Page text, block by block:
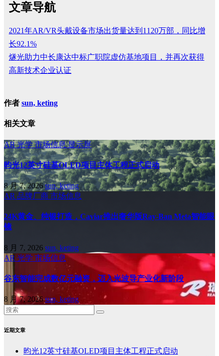
文章导航
2021年AR/VR头戴设备市场出货量达到1120万部，同比增
长92.1%
燧光助力中长康达中标广职院虚仿基地项目，并再次获得
高新技术企业认证
作者 sun, keting
相关文章
AR光学市场信息显示屏
昀光12英寸硅基OLED项目主体工程正式启动
8 月 7, 2026sun, keting
AR 品牌厂商 市场信息
24K黄金、纯银打造，Caviar推出奢华版Ray-Ban Meta智能眼
镜
8 月 7, 2026 sun, keting
AR 光学 市场信息
谷东智能完成数亿元融资，迈入光波导产业化新阶段
8 月 7, 2026sun, keting
近期文章
昀光12英寸硅基OLED项目主体工程正式启动